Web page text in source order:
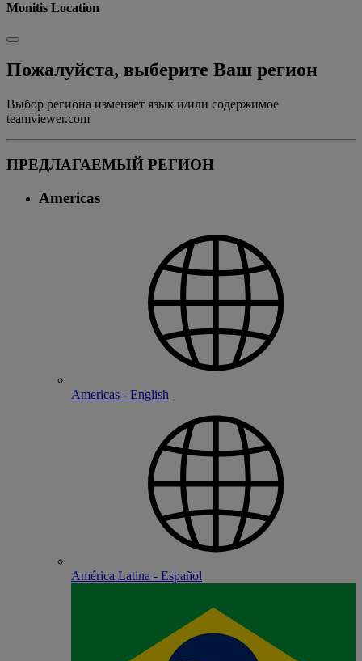
Monitis Location
Пожалуйста, выберите Ваш регион
Выбор региона изменяет язык и/или содержимое
teamviewer.com
ПРЕДЛАГАЕМЫЙ РЕГИОН
Americas
Americas - English
América Latina - Español